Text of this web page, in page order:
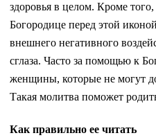
здоровья в целом. Кроме
Богородице перед этой
внешнего негативного
сглаза. Часто за помощью к
женщины, которые не могут
Такая молитва поможет
Как правильно ее читать